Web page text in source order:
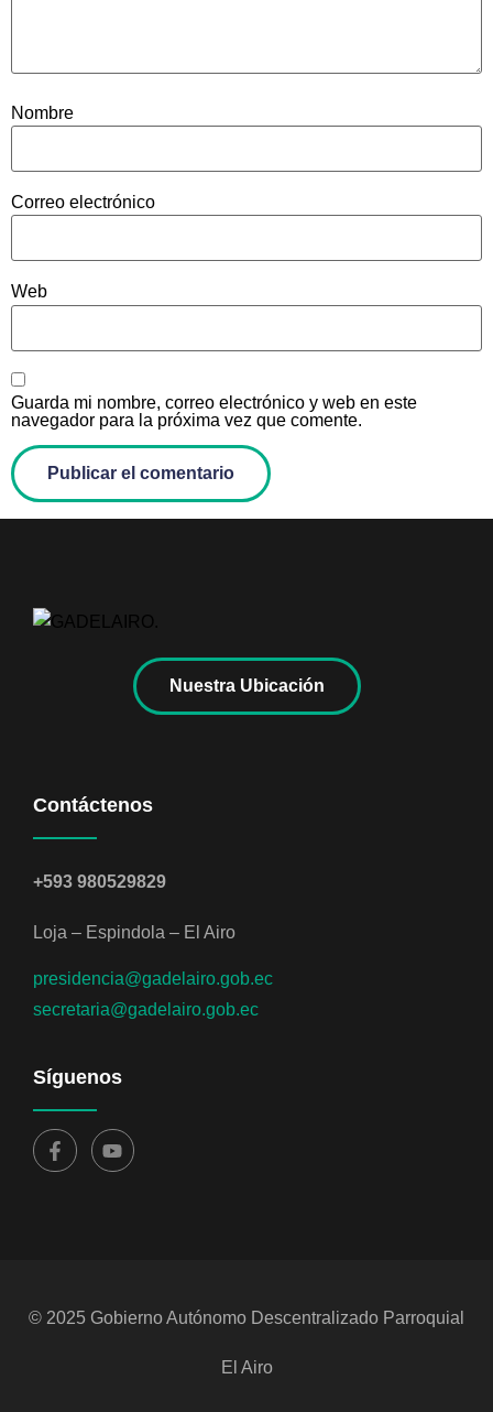
Nombre
Correo electrónico
Web
Guarda mi nombre, correo electrónico y web en este
navegador para la próxima vez que comente.
Nuestra Ubicación
Contáctenos
+593 980529829
Loja – Espindola – El Airo
presidencia@gadelairo.gob.ec
secretaria@gadelairo.gob.ec
Síguenos
© 2025 Gobierno Autónomo Descentralizado Parroquial
El Airo